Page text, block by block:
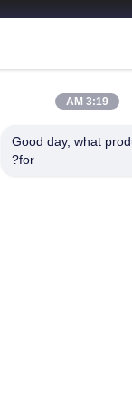
المنتجات
3:19 AM
Good day, what
for?